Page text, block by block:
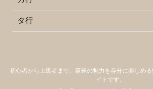
タ行
初心者から上級者まで、麻雀の魅力を存分に楽しめ
イトです。